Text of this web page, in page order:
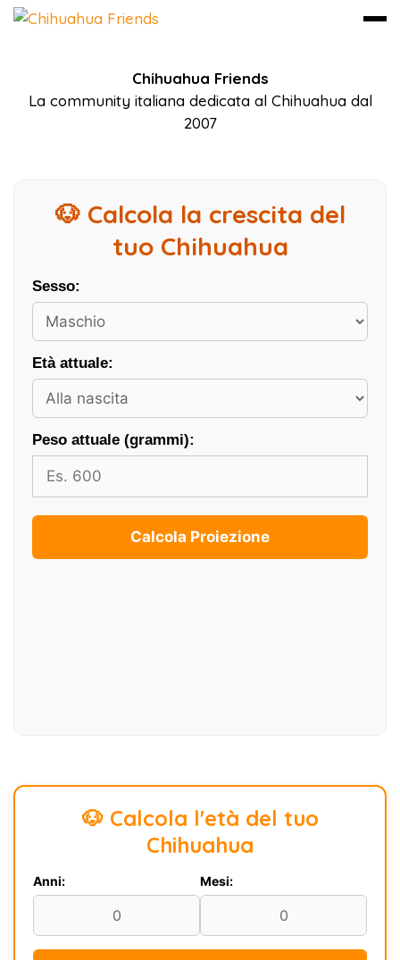
Chihuahua Friends
La community italiana dedicata al Chihuahua dal
2007
🐶 Calcola la crescita del
tuo Chihuahua
Sesso:
Età attuale:
Peso attuale (grammi):
Calcola Proiezione
🐶 Calcola l'età del tuo
Chihuahua
Anni: Mesi: